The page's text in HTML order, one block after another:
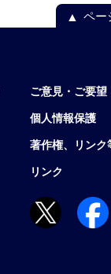
ペー
ご意見・ご要望
個人情報保護
著作権、リンク
リンク